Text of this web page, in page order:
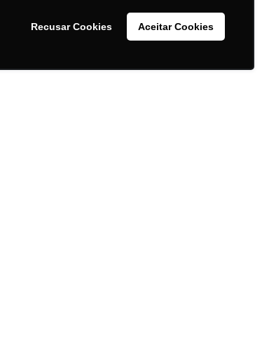
Recusar Cookies Aceitar Cookies